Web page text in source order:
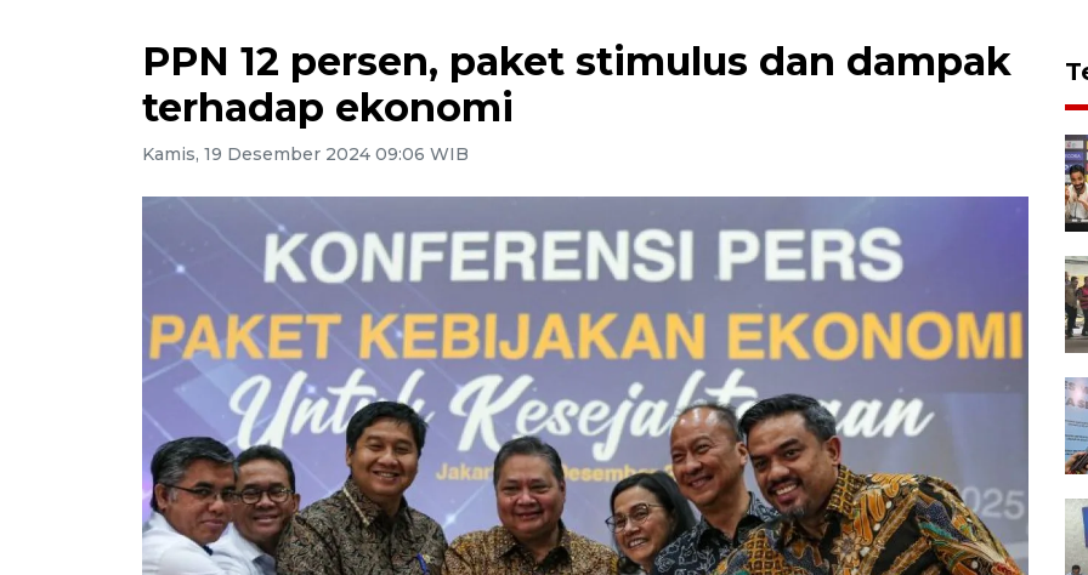
PPN 12 persen, paket stimulus dan dampak
terhadap ekonomi
Kamis, 19 Desember 2024 09:06 WIB